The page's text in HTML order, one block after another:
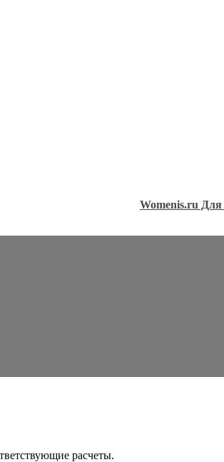
Womenis.ru Для
расчеты.